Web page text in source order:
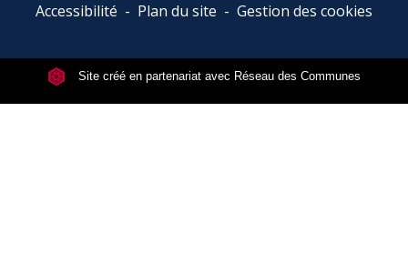
Accessibilité - Plan du site - Gestion des cookies
Site créé en partenariat avec Réseau des Communes